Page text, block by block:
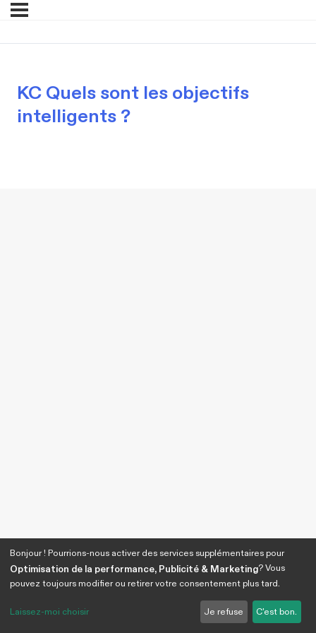
KC Quels sont les objectifs
intelligents ?
Bonjour ! Pourrions-nous activer des services supplémentaires pour
Optimisation de la performance, Publicité & Marketing? Vous
pouvez toujours modifier ou retirer votre consentement plus tard.
Laissez-moi choisir Je refuse C'est bon.